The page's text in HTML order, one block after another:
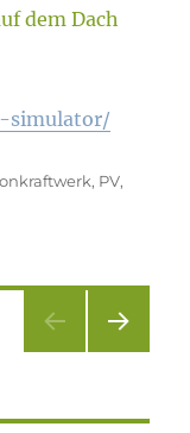
dem Dach
simulator/
, PV,